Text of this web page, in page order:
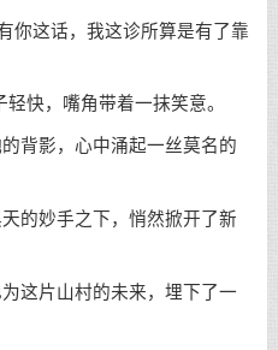
你这话，我这诊所算是有了靠
快，嘴角带着一抹笑意。
背影，心中涌起一丝莫名的
的妙手之下，悄然掀开了新
这片山村的未来，埋下了一